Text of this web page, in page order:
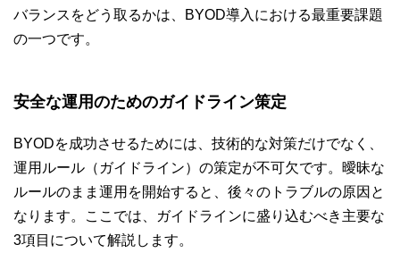
バランスをどう取るかは、BYOD導入における最重要課題
の一つです。
安全な運用のためのガイドライン策定
BYODを成功させるためには、技術的な対策だけでなく、
運用ルール（ガイドライン）の策定が不可欠です。曖昧な
ルールのまま運用を開始すると、後々のトラブルの原因と
なります。ここでは、ガイドラインに盛り込むべき主要な
3項目について解説します。